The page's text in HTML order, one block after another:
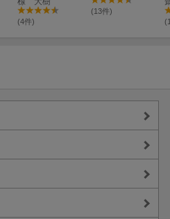
(4件)
(13件)